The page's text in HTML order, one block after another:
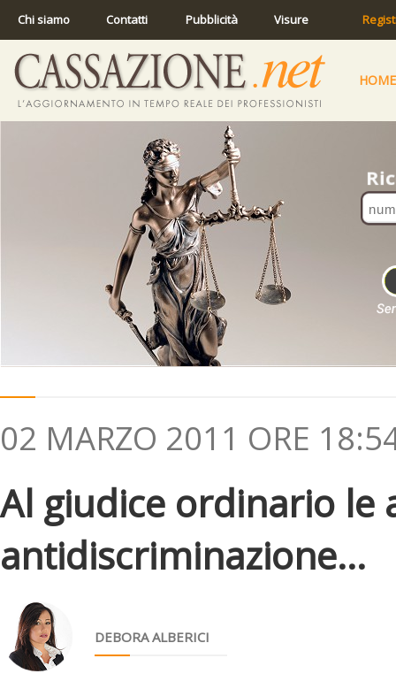
Chi siamo Contatti Pubblicità Visure
HOME
02 MARZO 2011 ORE
Al giudice ordinario le
antidiscriminazione...
DEBORA ALBERICI